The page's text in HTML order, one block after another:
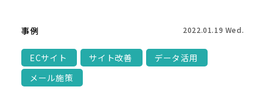
事例 2022.01.19 Wed.
ECサイト サイト改善
データ活用
メール施策